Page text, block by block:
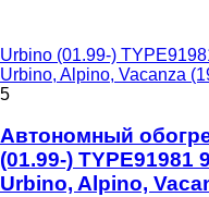
Urbino (01.99-)
Urbino, Alpino, Vacanza
5
Автономный
(01.99-) TYPE91981
Urbino, Alpino,